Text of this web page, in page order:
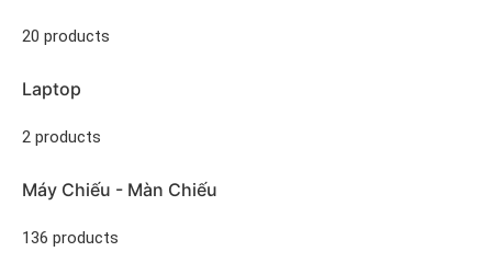
20 products
Laptop
2 products
Máy Chiếu - Màn Chiếu
136 products